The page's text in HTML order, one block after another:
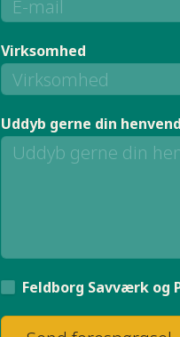
Virksomhed
Uddyb gerne din
Feldborg Savværk og